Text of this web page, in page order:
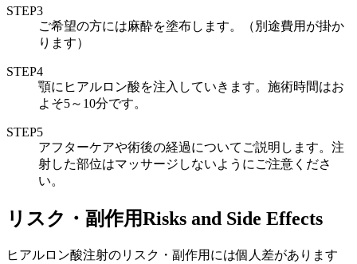
STEP3
ご希望の方には麻酔を塗布します。（別途費用が掛か
ります）
STEP4
顎にヒアルロン酸を注入していきます。施術時間はお
よそ5～10分です。
STEP5
アフターケアや術後の経過についてご説明します。注
射した部位はマッサージしないようにご注意くださ
い。
リスク・副作用Risks and Side Effects
ヒアルロン酸注射のリスク・副作用には個人差があります